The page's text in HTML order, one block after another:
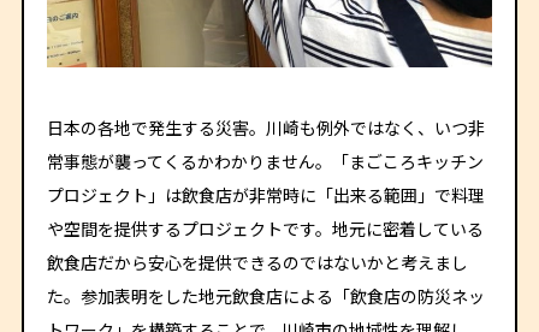
日本の各地で発生する災害。川崎も例外ではなく、いつ非
常事態が襲ってくるかわかりません。「まごころキッチン
プロジェクト」は飲食店が非常時に「出来る範囲」で料理
や空間を提供するプロジェクトです。地元に密着している
飲食店だから安心を提供できるのではないかと考えまし
た。参加表明をした地元飲食店による「飲食店の防災ネッ